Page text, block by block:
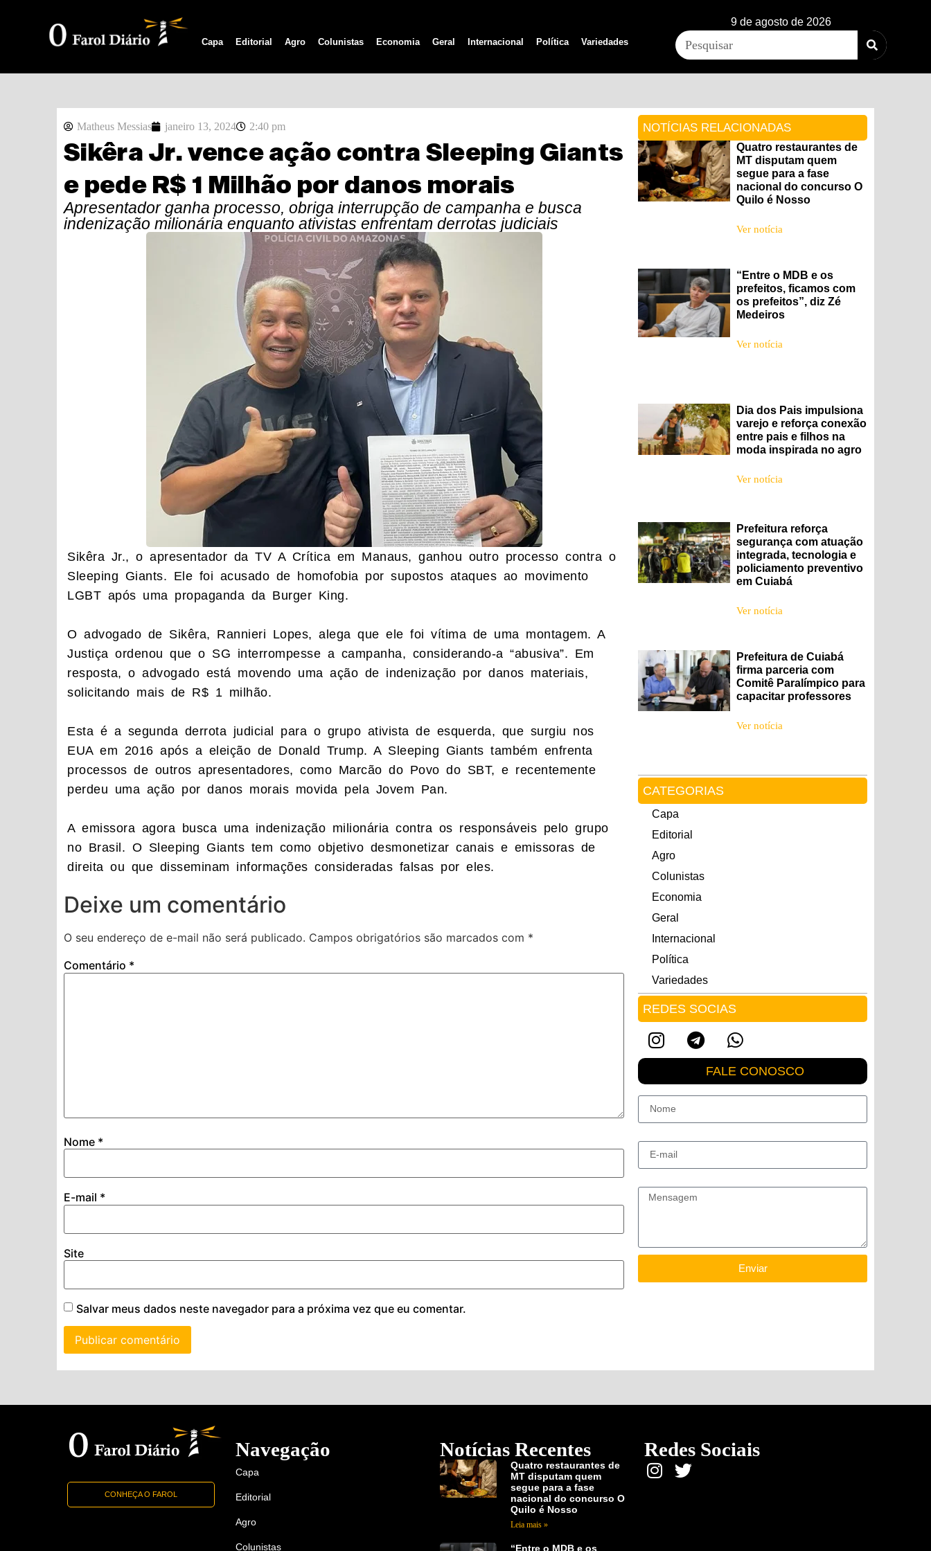
Capa Editorial Agro Colunistas Economia Geral Internacional Política Variedades
9 de agosto de 2026
Matheus Messias janeiro 13, 2024 2:40 pm
Sikêra Jr. vence ação contra Sleeping Giants
e pede R$ 1 Milhão por danos morais
Apresentador ganha processo, obriga interrupção de campanha e busca
indenização milionária enquanto ativistas enfrentam derrotas judiciais
Sikêra Jr., o apresentador da TV A Crítica em Manaus, ganhou outro processo contra o
Sleeping Giants. Ele foi acusado de homofobia por supostos ataques ao movimento
LGBT após uma propaganda da Burger King.
O advogado de Sikêra, Rannieri Lopes, alega que ele foi vítima de uma montagem. A
Justiça ordenou que o SG interrompesse a campanha, considerando-a “abusiva”. Em
resposta, o advogado está movendo uma ação de indenização por danos materiais,
solicitando mais de R$ 1 milhão.
Esta é a segunda derrota judicial para o grupo ativista de esquerda, que surgiu nos
EUA em 2016 após a eleição de Donald Trump. A Sleeping Giants também enfrenta
processos de outros apresentadores, como Marcão do Povo do SBT, e recentemente
perdeu uma ação por danos morais movida pela Jovem Pan.
A emissora agora busca uma indenização milionária contra os responsáveis pelo grupo
no Brasil. O Sleeping Giants tem como objetivo desmonetizar canais e emissoras de
direita ou que disseminam informações consideradas falsas por eles.
Deixe um comentário
O seu endereço de e-mail não será publicado. Campos obrigatórios são marcados com *
Comentário *
Nome *
E-mail *
Site
Salvar meus dados neste navegador para a próxima vez que eu comentar.
NOTÍCIAS RELACIONADAS
Quatro restaurantes de
MT disputam quem
segue para a fase
nacional do concurso O
Quilo é Nosso
Ver notícia
“Entre o MDB e os
prefeitos, ficamos com
os prefeitos”, diz Zé
Medeiros
Ver notícia
Dia dos Pais impulsiona
varejo e reforça conexão
entre pais e filhos na
moda inspirada no agro
Ver notícia
Prefeitura reforça
segurança com atuação
integrada, tecnologia e
policiamento preventivo
em Cuiabá
Ver notícia
Prefeitura de Cuiabá
firma parceria com
Comitê Paralímpico para
capacitar professores
Ver notícia
CATEGORIAS
Capa
Editorial
Agro
Colunistas
Economia
Geral
Internacional
Política
Variedades
REDES SOCIAS
FALE CONOSCO
Enviar
CONHEÇA O FAROL
Navegação
Capa
Editorial
Agro
Colunistas
Notícias Recentes
Quatro restaurantes de
MT disputam quem
segue para a fase
nacional do concurso O
Quilo é Nosso
Leia mais »
“Entre o MDB e os
Redes Sociais